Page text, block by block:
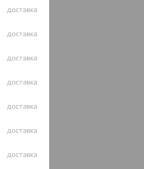
доставка
доставка
доставка
доставка
доставка
доставка
доставка